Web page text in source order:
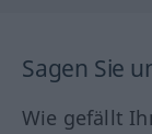
Sagen Sie
Wie gefällt